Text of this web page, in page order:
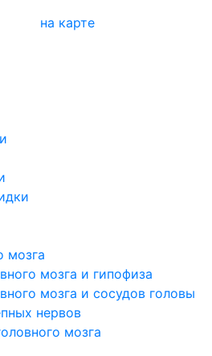
на карте
мозга
мозга и гипофиза
мозга и сосудов головы
нервов
мозга